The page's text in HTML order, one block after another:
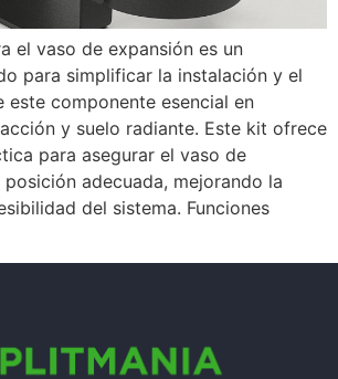
el vaso de expansión es un
para simplificar la instalación y el
este componente esencial en
y suelo radiante. Este kit ofrece
para asegurar el vaso de
adecuada, mejorando la
del sistema. Funciones